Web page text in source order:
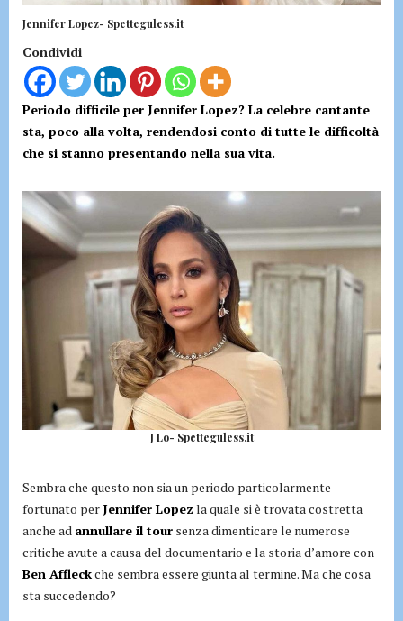
Jennifer Lopez- Spetteguless.it
Condividi
Periodo difficile per Jennifer Lopez? La celebre cantante
sta, poco alla volta, rendendosi conto di tutte le difficoltà
che si stanno presentando nella sua vita.
J Lo- Spetteguless.it
Sembra che questo non sia un periodo particolarmente
fortunato per Jennifer Lopez la quale si è trovata costretta
anche ad annullare il tour senza dimenticare le numerose
critiche avute a causa del documentario e la storia d’amore con
Ben Affleckche sembra essere giunta al termine. Ma che cosa
sta succedendo?